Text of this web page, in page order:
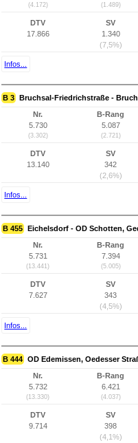
(4.172) (1.489)
DTV
17.866
SV
1.340
(7,5%)
Infos...
B 3 Bruchsal-Friedrichstraße -
Nr.
5.730
(3.302)
B-Rang
5.087
(2.721)
DTV
13.140
SV
342
(2,6%)
Infos...
B 455 Eichelsdorf - OD Schotten,
Nr.
5.731
(13.441)
B-Rang
7.394
(5.005)
DTV
7.627
SV
343
(4,5%)
Infos...
B 444 OD Edemissen, Oedesser
Nr.
5.732
(13.330)
B-Rang
6.421
(4.037)
DTV
9.714
SV
398
(4,1%)